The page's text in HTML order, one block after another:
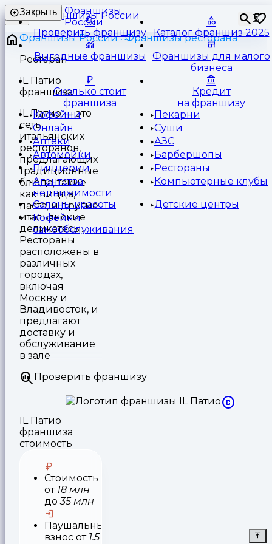
Франшизы
России
⏳
Закрыть
Проверить франшизу Каталог франшиз 2025
Выгодные франшизы
Франшизы для малого
бизнеса
Сколько стоит
франшиза
Кредит
на франшизу
Кофейни
Пекарни
Онлайн
Суши
Аптеки
АЗС
Автомойки
Барбершопы
Пиццерии
Рестораны
Агентства
недвижимости
Компьютерные клубы
Салоны красоты
Детские центры
Кофейни
самообслуживания
Франшизы России
Франшизы ресторана
Ресторан
IL Патио
франшиза
IL Патио — это
сеть
итальянских
ресторанов,
предлагающих
традиционные
блюда, такие
как пицца,
паста, и другие
итальянские
деликатесы.
Рестораны
расположены в
различных
городах,
включая
Москву и
Владивосток, и
предлагают
доставку и
обслуживание
в зале
Проверить франшизу
IL Патио
франшиза
стоимость
Стоимость
от 18 млн
до35 млн
Паушальный
взнос от 1.5